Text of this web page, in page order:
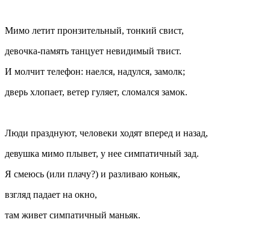
Мимо летит пронзительный, тонкий свист,
девочка-память танцует невидимый твист.
И молчит телефон: наелся, надулся, замолк;
дверь хлопает, ветер гуляет, сломался замок.
Люди празднуют, человеки ходят вперед и назад,
девушка мимо плывет, у нее симпатичный зад.
Я смеюсь (или плачу?) и разливаю коньяк,
взгляд падает на окно,
там живет симпатичный маньяк.